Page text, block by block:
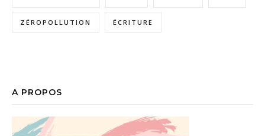
ZÉROPOLLUTION ÉCRITURE
A PROPOS